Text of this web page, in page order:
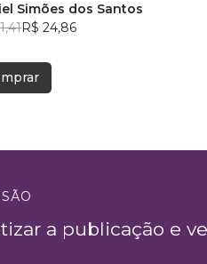
Simões dos Santos
R$ 24,86
a publicação e